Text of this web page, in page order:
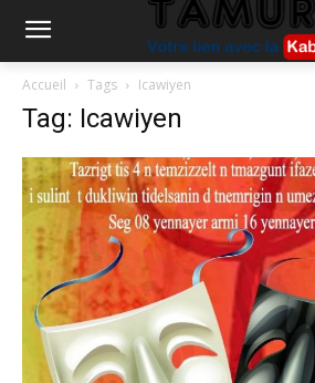
Accueil Tags Icawiyen
Tag: Icawiyen